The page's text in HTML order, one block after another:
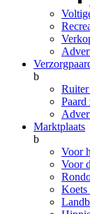
b
Ruiter
Paard
Marktplaats
b
Voor
Voor
Koets